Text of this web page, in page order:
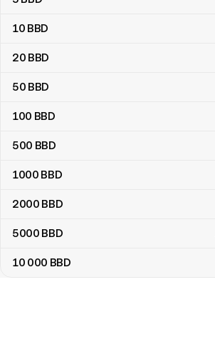
10 BBD
20 BBD
50 BBD
100 BBD
500 BBD
1000 BBD
2000 BBD
5000 BBD
10 000 BBD